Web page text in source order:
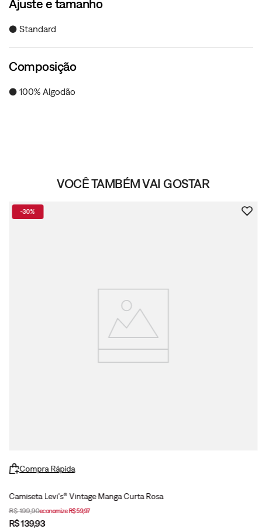
Ajuste e tamanho
● Standard
Composição
● 100% Algodão
VOCÊ TAMBÉM VAI GOSTAR
-30%
Compra Rápida
Camiseta Levi's® Vintage Manga Curta Rosa
R$ 199,90economizeR$59,97
R$139,93